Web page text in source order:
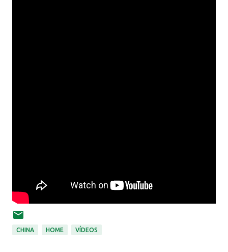
CHINA HOME VÍDEOS